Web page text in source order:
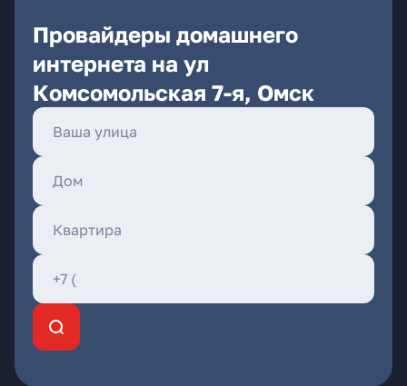
Провайдеры домашнего
интернета на ул
Комсомольская 7-я, Омск